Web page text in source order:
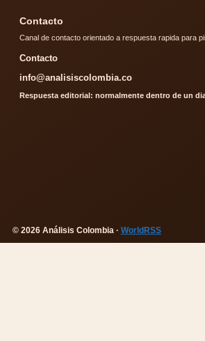
Contacto
Canal de contacto orientado a respuesta rapida para
Contacto
info@analisiscolombia.co
Respuesta editorial: normalmente dentro de un
© 2026 Análisis Colombia · WorldRSS